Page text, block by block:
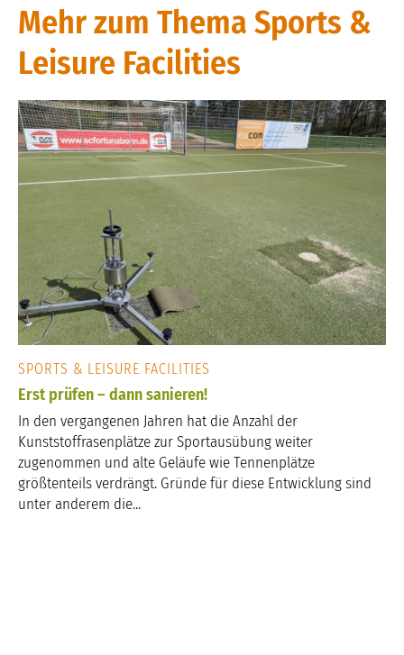
Mehr zum Thema Sports &
Leisure Facilities
SPORTS & LEISURE FACILITIES
Erst prüfen – dann sanieren!
In den vergangenen Jahren hat die Anzahl der
Kunststoffrasenplätze zur Sportausübung weiter
zugenommen und alte Geläufe wie Tennenplätze
größtenteils verdrängt. Gründe für diese Entwicklung sind
unter anderem die...